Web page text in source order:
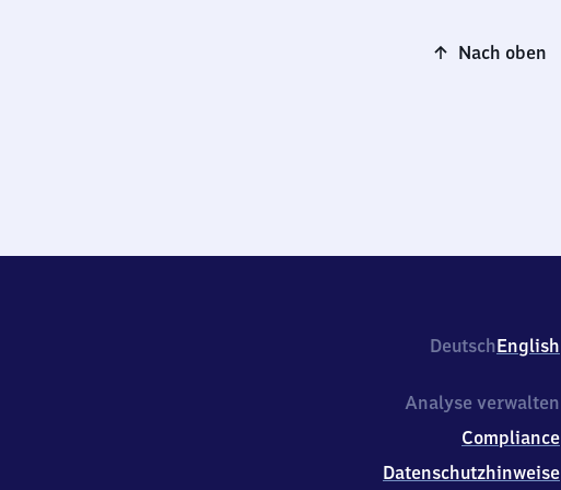
Nach oben
DeutschEnglish
Analyse verwalten
Compliance
Datenschutzhinweise